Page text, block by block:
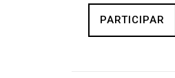
PARTICIPAR